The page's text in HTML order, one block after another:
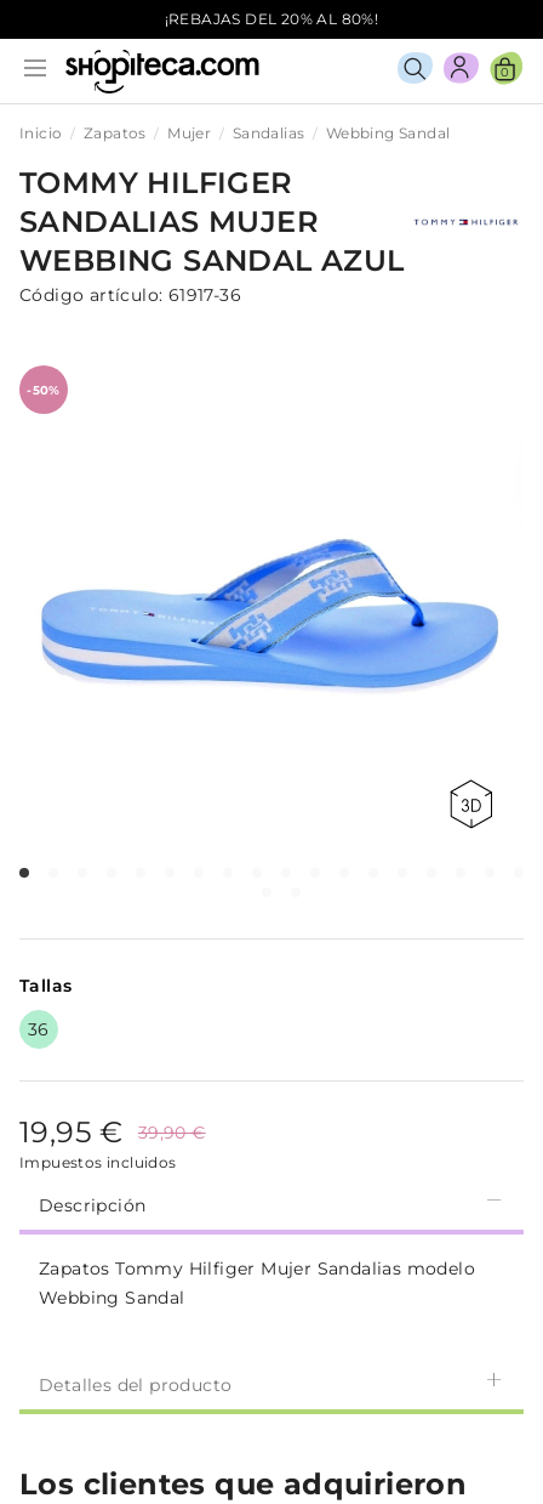
¡REBAJAS DEL 20% AL 80%!
0
Inicio Zapatos Mujer Sandalias Webbing Sandal
TOMMY HILFIGER
SANDALIAS MUJER
WEBBING SANDAL AZUL
Código artículo: 61917-36
-50%
Tallas
36
19,95 € 39,90 €
Impuestos incluidos
Descripción
Zapatos Tommy Hilfiger Mujer Sandalias modelo
Webbing Sandal
Detalles del producto
Los clientes que adquirieron